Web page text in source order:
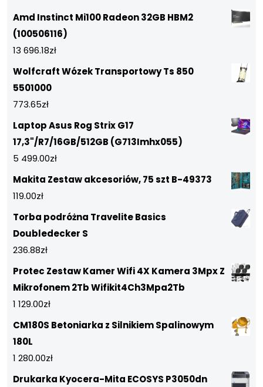
Amd Instinct Mi100 Radeon 32GB HBM2
(100506116)
13 696.18zł
Wolfcraft Wózek Transportowy Ts 850
5501000
773.65zł
Laptop Asus Rog Strix G17
17,3"/R7/16GB/512GB (G713Imhx055)
5 499.00zł
Makita Zestaw akcesoriów, 75 szt B-49373
119.00zł
Torba podróżna Travelite Basics
Doubledecker S
236.88zł
Protec Zestaw Kamer Wifi 4X Kamera 3Mpx Z
Mikrofonem 2Tb Wifikit4Ch3Mpa2Tb
1 129.00zł
CM180S Betoniarka z Silnikiem Spalinowym
180L
1 280.00zł
Drukarka Kyocera-Mita ECOSYS P3050dn